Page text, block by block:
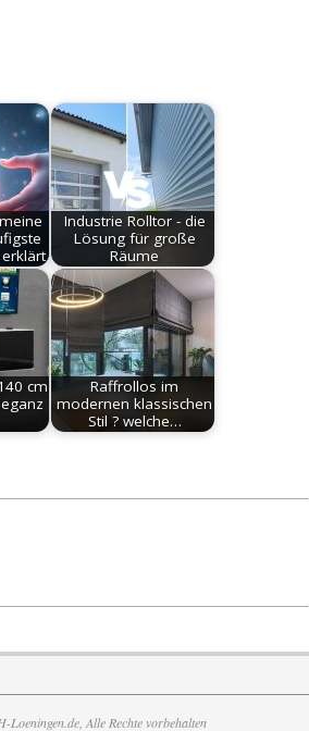
Industrie Rolltor - die
Lösung für große
Räume
cm
Raffrollos im
modernen klassischen
Stil ? welche…
Loeningen.de, Alle Rechte vorbehalten